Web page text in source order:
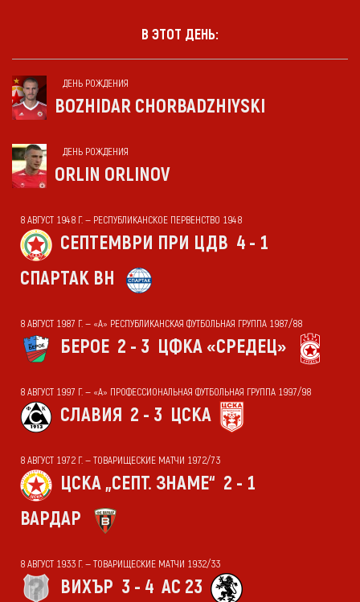
В ЭТОТ ДЕНЬ:
ДЕНЬ РОЖДЕНИЯ
BOZHIDAR CHORBADZHIYSKI
ДЕНЬ РОЖДЕНИЯ
ORLIN ORLINOV
8 АВГУСТ 1948 Г. — РЕСПУБЛИКАНСКОЕ ПЕРВЕНСТВО 1948
СЕПТЕМВРИ ПРИ ЦДВ 4 - 1
СПАРТАК ВН
8 АВГУСТ 1987 Г. — «А» РЕСПУБЛИКАНСКАЯ ФУТБОЛЬНАЯ ГРУППА 1987/88
БЕРОЕ 2 - 3 ЦФКА «СРЕДЕЦ»
8 АВГУСТ 1997 Г. — «А» ПРОФЕССИОНАЛЬНАЯ ФУТБОЛЬНАЯ ГРУППА 1997/98
СЛАВИЯ 2 - 3 ЦСКА
8 АВГУСТ 1972 Г. — ТОВАРИЩЕСКИЕ МАТЧИ 1972/73
ЦСКА „СЕПТ. ЗНАМЕ“ 2 - 1
ВАРДАР
8 АВГУСТ 1933 Г. — ТОВАРИЩЕСКИЕ МАТЧИ 1932/33
ВИХЪР 3 - 4 АС 23